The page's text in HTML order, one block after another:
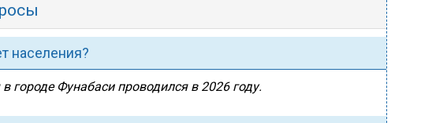
населения?
городе Фунабаси проводился в 2026 году.